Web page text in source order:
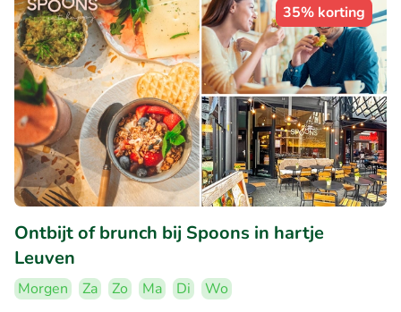
35% korting
Ontbijt of brunch bij Spoons in hartje
Leuven
Morgen Za Zo Ma Di
Wo